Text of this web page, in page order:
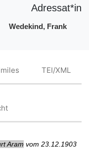
Adressat*in
Wedekind, Frank
TEI/XML
Aram vom 23.12.1903